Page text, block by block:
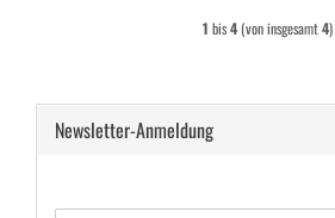
1 bis4(von insgesamt4)
Newsletter-Anmeldung